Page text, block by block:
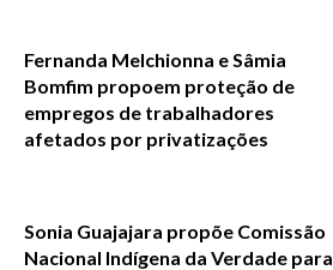
Fernanda Melchionna e Sâmia
Bomfim propoem proteção de
empregos de trabalhadores
afetados por privatizações
Sonia Guajajara propõe Comissão
Nacional Indígena da Verdade para